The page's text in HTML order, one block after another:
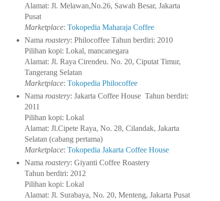
Alamat: Jl. Melawan,No.26, Sawah Besar, Jakarta
Pusat
Marketplace: Tokopedia Maharaja Coffee
Nama roastery: Philocoffee Tahun berdiri: 2010
Pilihan kopi: Lokal, mancanegara
Alamat: Jl. Raya Cirendeu. No. 20, Ciputat Timur,
Tangerang Selatan
Marketplace: Tokopedia Philocoffee
Nama roastery: Jakarta Coffee House Tahun berdiri:
2011
Pilihan kopi: Lokal
Alamat: Jl.Cipete Raya, No. 28, Cilandak, Jakarta
Selatan (cabang pertama)
Marketplace: Tokopedia Jakarta Coffee House
Nama roastery: Giyanti Coffee Roastery
Tahun berdiri: 2012
Pilihan kopi: Lokal
Alamat: Jl. Surabaya, No. 20, Menteng, Jakarta Pusat